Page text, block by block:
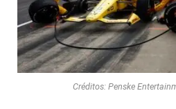
Créditos: Penske